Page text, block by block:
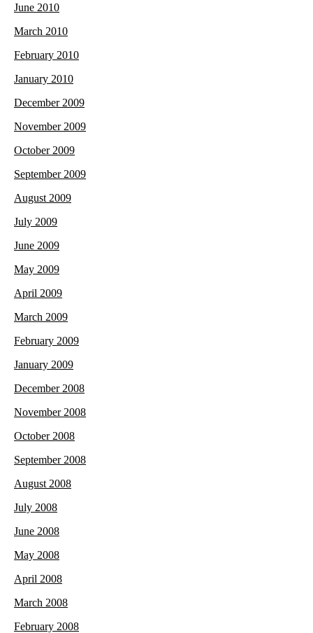
June 2010
March 2010
February 2010
January 2010
December 2009
November 2009
October 2009
September 2009
August 2009
July 2009
June 2009
May 2009
April 2009
March 2009
February 2009
January 2009
December 2008
November 2008
October 2008
September 2008
August 2008
July 2008
June 2008
May 2008
April 2008
March 2008
February 2008